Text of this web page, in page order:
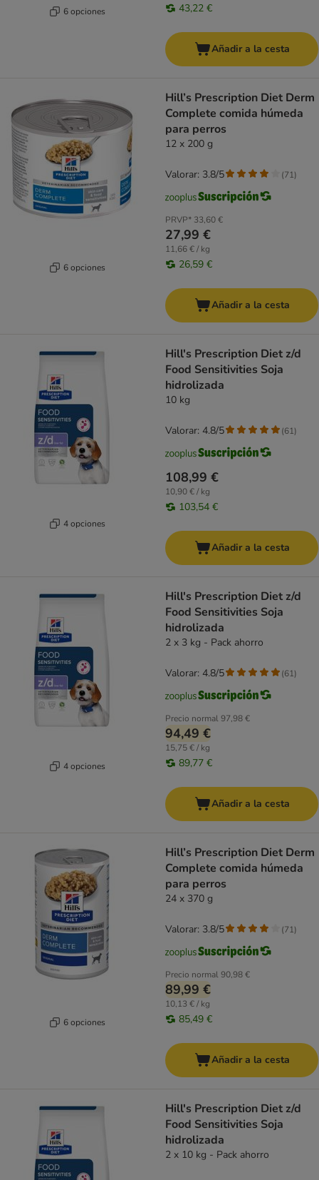
6 opciones 43,22 €
Añadir a la cesta
6 opciones
Hill’s Prescription Diet Derm
Complete comida húmeda
para perros
12 x 200 g
PRVP* 33,60 €
27,99 €
11,66 € / kg
26,59 €
Valorar: 3.8/5 (71)
Añadir a la cesta
4 opciones
Hill's Prescription Diet z/d
Food Sensitivities Soja
hidrolizada
10 kg
108,99 €
10,90 € / kg
103,54 €
Valorar: 4.8/5 (61)
Añadir a la cesta
4 opciones
Hill's Prescription Diet z/d
Food Sensitivities Soja
hidrolizada
2 x 3 kg - Pack ahorro
Precio normal97,98 €
94,49 €
15,75 € / kg
89,77 €
Valorar: 4.8/5 (61)
Añadir a la cesta
6 opciones
Hill’s Prescription Diet Derm
Complete comida húmeda
para perros
24 x 370 g
Precio normal90,98 €
89,99 €
10,13 € / kg
85,49 €
Valorar: 3.8/5 (71)
Añadir a la cesta
Hill's Prescription Diet z/d
Food Sensitivities Soja
hidrolizada
2 x 10 kg - Pack ahorro